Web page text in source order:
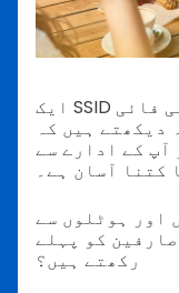
ایک SSID وائی فائی QR کوڈ آپ کو مزید گاہکوں
دیکھتے ہیں کہ
آپ کے ادارے سے
کتنا آسان ہے۔
اور ہوٹلوں سے
کو پہلے
رکھتے ہیں؟